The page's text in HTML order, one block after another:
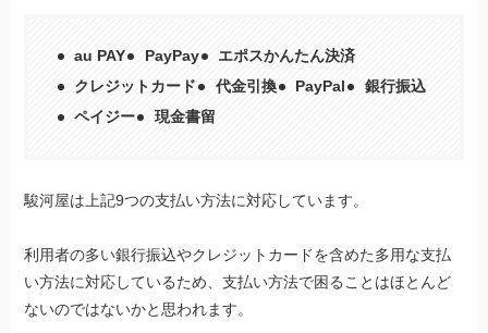
au PAY PayPay
エポスかんたん決済
クレジットカード
代金引換 PayPal
銀行振込
ペイジー
現金書留
駿河屋は上記9つの支払い方法に対応しています。
利用者の多い銀行振込やクレジットカードを含めた多用な支払
い方法に対応しているため、支払い方法で困ることはほとんど
ないのではないかと思われます。